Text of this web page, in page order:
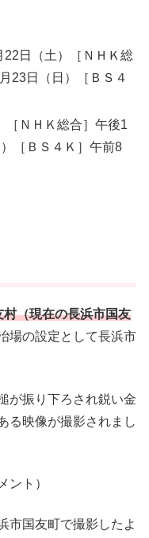
日（土）［ＮＨＫ総
23日（日）［ＢＳ４
［ＮＨＫ総合］午後1
［ＢＳ４Ｋ］午前8
村（現在の長浜市国友
場の設定として長浜市
が振り下ろされ鋭い金
る映像が撮影されまし
ント）
市国友町で撮影したよ